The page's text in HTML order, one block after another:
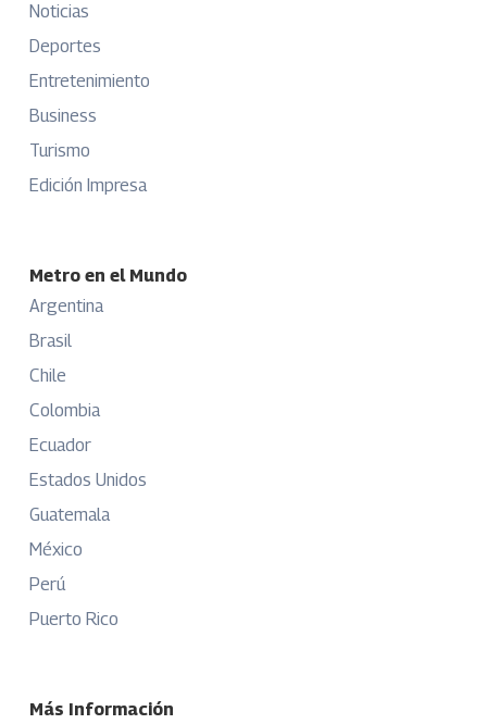
Noticias
Deportes
Entretenimiento
Business
Turismo
Edición Impresa
Metro en el Mundo
Argentina
Brasil
Chile
Colombia
Ecuador
Estados Unidos
Guatemala
México
Perú
Puerto Rico
Más Información